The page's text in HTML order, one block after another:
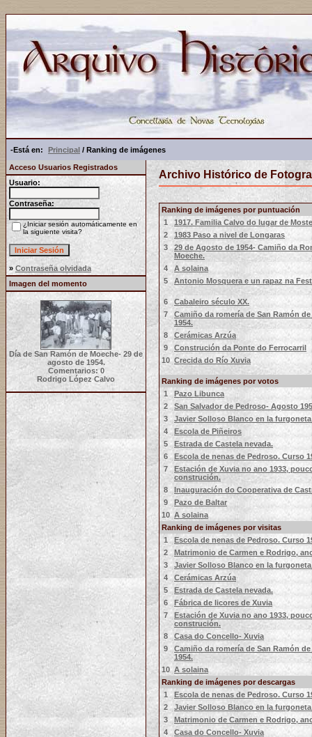
-Está en: Principal / Ranking de imágenes
Acceso Usuarios Registrados
Usuario:
Contraseña:
¿Iniciar sesión automáticamente en
la siguiente visita?
» Contraseña olvidada
Imagen del momento
Día de San Ramón de Moeche- 29 de
agosto de 1954.
Comentarios: 0
Rodrigo López Calvo
Archivo Histórico de
Ranking de imágenes por puntuación
1
1917. Familia Calvo do lugar de
2
1983 Paso a nivel de Longaras
3
29 de Agosto de 1954- Camiño da
Moeche.
4
A solaina
5
Antonio Mosquera e un rapaz na
6
Cabaleiro século XX.
7
Camiño da romería de San Ramón
1954.
8
Cerámicas Arzúa
9
Construción da Ponte do Ferrocarril
10 Crecida do Río Xuvia
Ranking de imágenes por votos
1
Pazo Libunca
2
San Salvador de Pedroso- Agosto
3
Javier Solloso Blanco en la
4
Escola de Piñeiros
5
Estrada de Castela nevada.
6
Escola de nenas de Pedroso. Curso
7
Estación de Xuvia no ano 1933,
construción.
8
Inauguración do Cooperativa de
9
Pazo de Baltar
10 A solaina
Ranking de imágenes por visitas
1
Escola de nenas de Pedroso. Curso
2
Matrimonio de Carmen e Rodrigo,
3
Javier Solloso Blanco en la
4
Cerámicas Arzúa
5
Estrada de Castela nevada.
6
Fábrica de licores de Xuvia
7
Estación de Xuvia no ano 1933,
construción.
8
Casa do Concello- Xuvia
9
Camiño da romería de San Ramón
1954.
10 A solaina
Ranking de imágenes por descargas
1
Escola de nenas de Pedroso. Curso
2
Javier Solloso Blanco en la
3
Matrimonio de Carmen e Rodrigo,
4
Casa do Concello- Xuvia